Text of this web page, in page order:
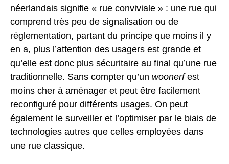
néerlandais signifie « rue conviviale » : une rue qui
comprend très peu de signalisation ou de
réglementation, partant du principe que moins il y
en a, plus l’attention des usagers est grande et
qu’elle est donc plus sécuritaire au final qu’une rue
traditionnelle. Sans compter qu’un woonerfest
moins cher à aménager et peut être facilement
reconfiguré pour différents usages. On peut
également le surveiller et l’optimiser par le biais de
technologies autres que celles employées dans
une rue classique.